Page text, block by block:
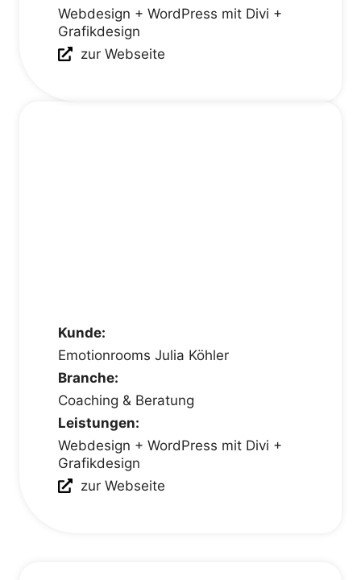
Webdesign + WordPress mit Divi +
Grafikdesign
zur Webseite
Kunde:
Emotionrooms Julia Köhler
Branche:
Coaching & Beratung
Leistungen:
Webdesign + WordPress mit Divi +
Grafikdesign
zur Webseite